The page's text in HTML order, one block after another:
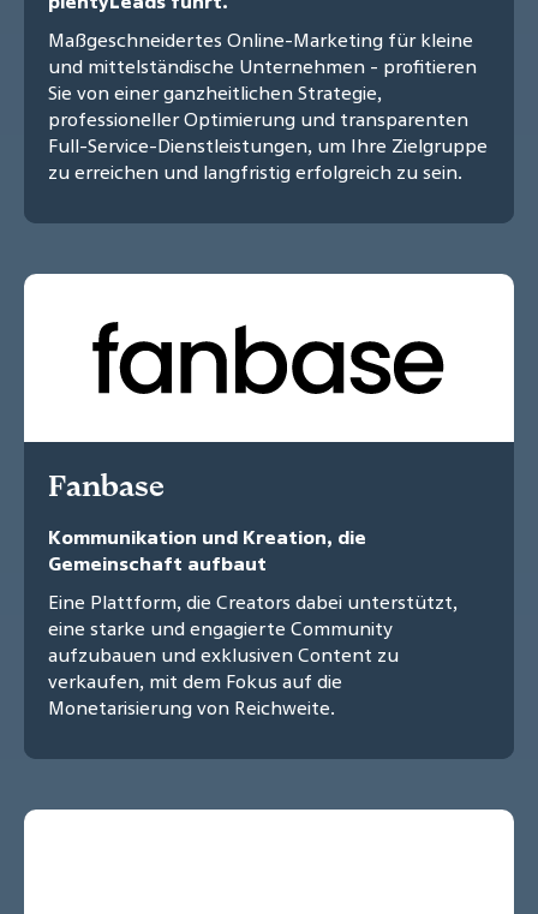
Maßgeschneidertes Online-Marketing für kleine
und mittelständische Unternehmen - profitieren
Sie von einer ganzheitlichen Strategie,
professioneller Optimierung und transparenten
Full-Service-Dienstleistungen, um Ihre Zielgruppe
zu erreichen und langfristig erfolgreich zu sein.
Fanbase
Kommunikation und Kreation, die
Gemeinschaft aufbaut
Eine Plattform, die Creators dabei unterstützt,
eine starke und engagierte Community
aufzubauen und exklusiven Content zu
verkaufen, mit dem Fokus auf die
Monetarisierung von Reichweite.